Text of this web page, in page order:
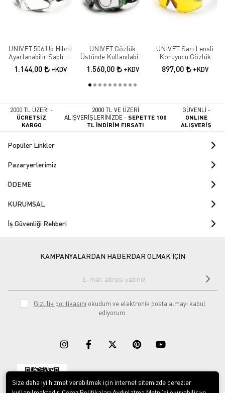
UNIVET 506 Up Hibrit
Ayarlanabilir Saplı Ve
Baş Bantlı Çizilmeye
Ve Buğu Oluşumuna
1.144,00 +KDV
UNIVET Gözlük
Üstünde Kullanılabilir
Kauçuk Içlikli
Koruyucu Gözlük
1.560,00 +KDV
UNIVET Sarı Lensli
Koruyucu Gözlük
897,00 +KDV
2000 TL ÜZERİ -
ÜCRETSİZ
KARGO
2000 TL VE ÜZERİ
ALIŞVERİŞLERİNİZDE -SEPETTE 100
TL İNDİRİM FIRSATI
GÜVENLİ -
ONLINE
ALIŞVERİŞ
Popüler Linkler
Pazaryerlerimiz
ÖDEME
KURUMSAL
İş Güvenliği Rehberi
KAMPANYALARDAN HABERDAR OLMAK İÇİN
Gizlilik politikasını okudum ve elektronik posta almayı kabul
ediyorum.
Download on the
App Store
Download on
Google play
Size daha iyi hizmet verebilmek için internet sitemizde çerezler